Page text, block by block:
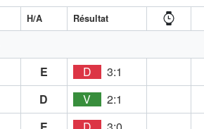
H/A Résultat
E D
3:1
D V
2:1